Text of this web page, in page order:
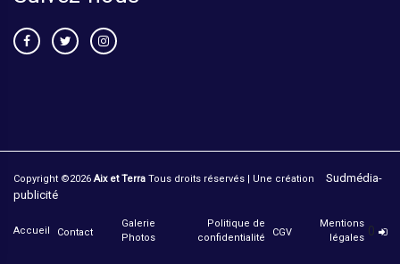
Copyright ©2026 Aix et Terra Tous droits réservés | Une création
Sudmédia-
publicité
Accueil Contact
Galerie
Photos
Politique de
confidentialité
CGV
Mentions
légales 0